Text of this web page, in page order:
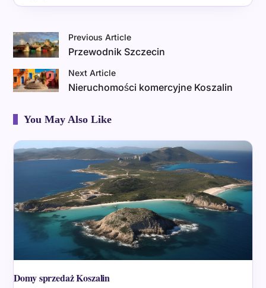
Previous Article
Przewodnik Szczecin
Next Article
Nieruchomości komercyjne Koszalin
You May Also Like
Domy sprzedaż Koszalin